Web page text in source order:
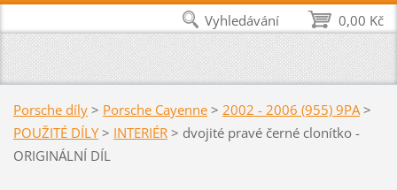
Porsche díly > Porsche Cayenne > 2002 - 2006 (955) 9PA >
POUŽITÉ DÍLY > INTERIÉR > dvojité pravé černé clonítko -
ORIGINÁLNÍ DÍL
0,00 Kč
Vyhledávání